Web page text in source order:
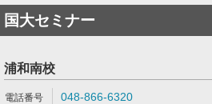
国大セミナー
浦和南校
048-866-6320